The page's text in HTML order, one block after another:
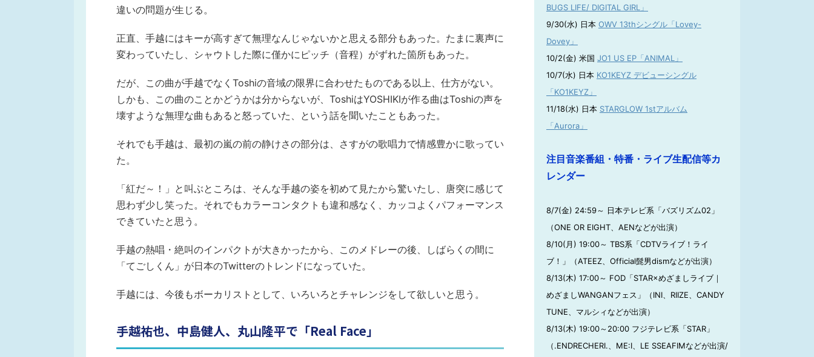
違いの問題が生じる。
正直、手越にはキーが高すぎて無理なんじゃないかと思える部分もあった。たまに裏声に
変わっていたし、シャウトした際に僅かにピッチ（音程）がずれた箇所もあった。
だが、この曲が手越でなくToshiの音域の限界に合わせたものである以上、仕方がない。
しかも、この曲のことかどうかは分からないが、ToshiはYOSHIKIが作る曲はToshiの声を
壊すような無理な曲もあると怒っていた、という話を聞いたこともあった。
それでも手越は、最初の嵐の前の静けさの部分は、さすがの歌唱力で情感豊かに歌ってい
た。
「紅だ～！」と叫ぶところは、そんな手越の姿を初めて見たから驚いたし、唐突に感じて
思わず少し笑った。それでもカラーコンタクトも違和感なく、カッコよくパフォーマンス
できていたと思う。
手越の熱唱・絶叫のインパクトが大きかったから、このメドレーの後、しばらくの間に
「てごしくん」が日本のTwitterのトレンドになっていた。
手越には、今後もボーカリストとして、いろいろとチャレンジをして欲しいと思う。
手越祐也、中島健人、丸山隆平で「Real Face」
BUGS LIFE/ DIGITAL GIRL」
9/30(水) 日本 OWV 13thシングル「Lovey-
Dovey」
10/2(金) 米国 JO1 US EP「ANIMAL」
10/7(水) 日本 KO1KEYZ デビューシングル
「KO1KEYZ」
11/18(水) 日本 STARGLOW 1stアルバム
「Aurora」
注目音楽番組・特番・ライブ生配信等カ
レンダー
8/7(金) 24:59～ 日本テレビ系「バズリズム02」
（ONE OR EIGHT、AENなどが出演）
8/10(月) 19:00～ TBS系「CDTVライブ！ライ
ブ！」（ATEEZ、Official髭男dismなどが出演）
8/13(木) 17:00～ FOD「STAR×めざましライブ｜
めざましWANGANフェス」（INI、RIIZE、CANDY
TUNE、マルシィなどが出演）
8/13(木) 19:00～20:00 フジテレビ系「STAR」
（.ENDRECHERI.、ME:I、LE SSEAFIMなどが出演/